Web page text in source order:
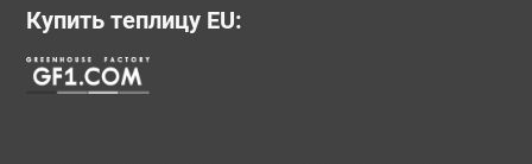
Купить теплицу EU: